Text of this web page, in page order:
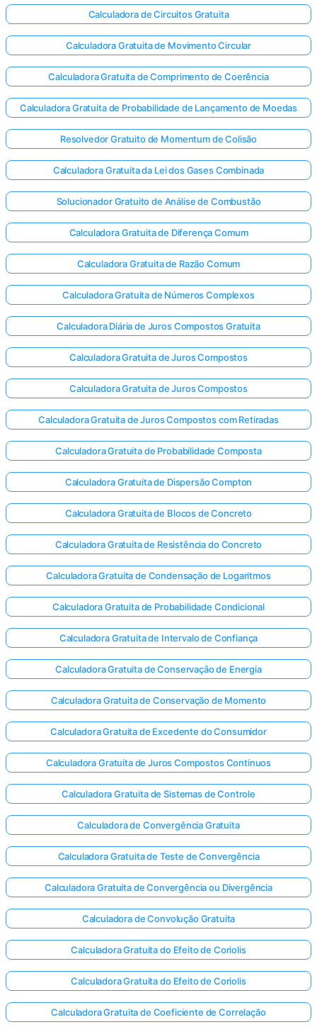
Calculadora de Circuitos Gratuita
Calculadora Gratuita de Movimento Circular
Calculadora Gratuita de Comprimento de Coerência
Calculadora Gratuita de Probabilidade de Lançamento de Moedas
Resolvedor Gratuito de Momentum de Colisão
Calculadora Gratuita da Lei dos Gases Combinada
Solucionador Gratuito de Análise de Combustão
Calculadora Gratuita de Diferença Comum
Calculadora Gratuita de Razão Comum
Calculadora Gratuita de Números Complexos
Calculadora Diária de Juros Compostos Gratuita
Calculadora Gratuita de Juros Compostos
Calculadora Gratuita de Juros Compostos
Calculadora Gratuita de Juros Compostos com Retiradas
Calculadora Gratuita de Probabilidade Composta
Calculadora Gratuita de Dispersão Compton
Calculadora Gratuita de Blocos de Concreto
Calculadora Gratuita de Resistência do Concreto
Calculadora Gratuita de Condensação de Logaritmos
Calculadora Gratuita de Probabilidade Condicional
Calculadora Gratuita de Intervalo de Confiança
Calculadora Gratuita de Conservação de Energia
Calculadora Gratuita de Conservação de Momento
Calculadora Gratuita de Excedente do Consumidor
Calculadora Gratuita de Juros Compostos Contínuos
Calculadora Gratuita de Sistemas de Controle
Calculadora de Convergência Gratuita
Calculadora Gratuita de Teste de Convergência
Calculadora Gratuita de Convergência ou Divergência
Calculadora de Convolução Gratuita
Calculadora Gratuita do Efeito de Coriolis
Calculadora Gratuita do Efeito de Coriolis
Calculadora Gratuita de Coeficiente de Correlação